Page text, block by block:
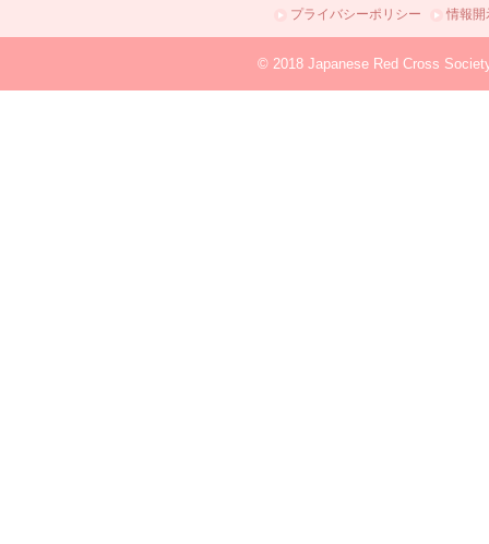
プライバシーポリシー 情報開
© 2018 Japanese Red Cross